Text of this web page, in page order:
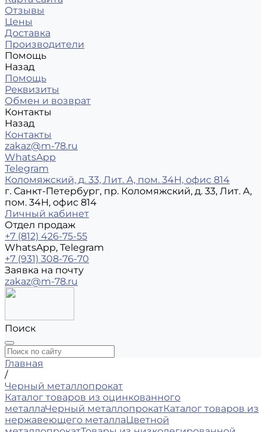
Отзывы
Цены
Доставка
Производители
Помощь
Назад
Помощь
Реквизиты
Обмен и возврат
Контакты
Назад
Контакты
zakaz@m-78.ru
WhatsApp
Telegram
Коломяжский, д. 33, Лит. А, пом. 34Н, офис 814
г. Санкт-Петербург, пр. Коломяжский, д. 33, Лит. А,
пом. 34Н, офис 814
Личный кабинет
Отдел продаж
+7 (812) 426-75-55
WhatsApp, Telegram
+7 (931) 308-76-70
Заявка на почту
zakaz@m-78.ru
Поиск
Главная
/
Черный металлопрокат
Каталог товаров из оцинкованного
металлаЧерный металлопрокатКаталог товаров из
нержавеющего металлаЦветной